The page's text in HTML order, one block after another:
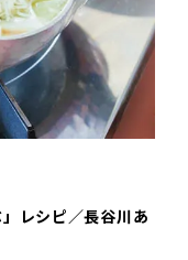
レシピ／長谷川あ